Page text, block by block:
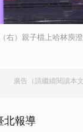
右）親子檔上哈林庾
廣告（請繼續閱讀本文
北報導